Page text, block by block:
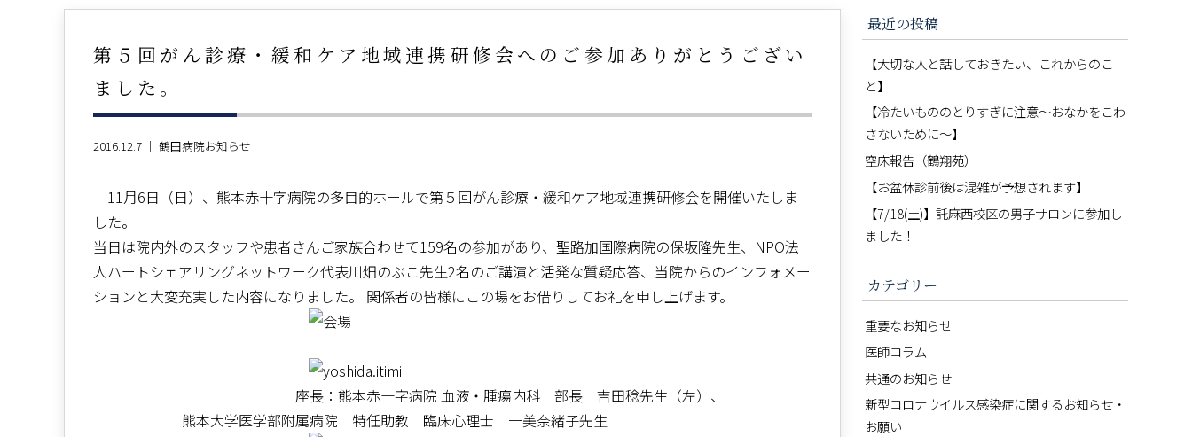
第５回がん診療・緩和ケア地域連携研修会へのご参加ありがとうござい
ました。
2016.12.7 ｜ 鶴田病院お知らせ
11月6日（日）、熊本赤十字病院の多目的ホールで第５回がん診療・緩和ケア地域連携研修会を開催いたしま
した。
当日は院内外のスタッフや患者さんご家族合わせて159名の参加があり、聖路加国際病院の保坂隆先生、NPO法
人ハートシェアリングネットワーク代表川畑のぶこ先生2名のご講演と活発な質疑応答、当院からのインフォメー
ションと大変充実した内容になりました。 関係者の皆様にこの場をお借りしてお礼を申し上げます。
座長：熊本赤十字病院 血液・腫瘍内科 部長 吉田稔先生（左）、
熊本大学医学部附属病院 特任助教 臨床心理士 一美奈緒子先生
最近の投稿
【大切な人と話しておきたい、これからのこ
と】
【冷たいもののとりすぎに注意〜おなかをこわ
さないために〜】
空床報告（鶴翔苑）
【お盆休診前後は混雑が予想されます】
【7/18(土)】託麻西校区の男子サロンに参加し
ました！
カテゴリー
重要なお知らせ
医師コラム
共通のお知らせ
新型コロナウイルス感染症に関するお知らせ・
お願い